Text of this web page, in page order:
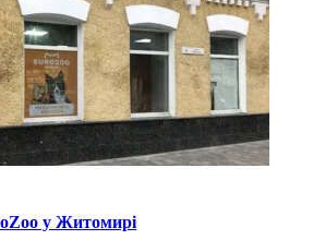
у Житомирі